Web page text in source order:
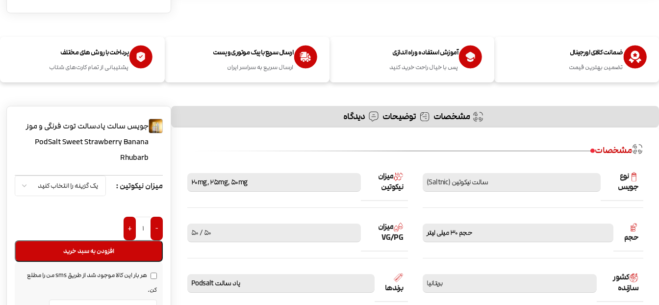
ضمانت کالای اورجینال
تضمین بهترین قیمت
آموزش استفاده و راه اندازی
پس با خیال راحت خرید کنید
ارسال سریع با پیک موتوری و پست
ارسال سریع به سراسر ایران
پرداخت با روش های مختلف
پشتیبانی از تمام کارت‌های شتاب
مشخصات توضیحات دیدگاه
مشخصات
نوع
جویس
سالت نیکوتین (Saltnic)
میزان
نیکوتین
20mg,25mg,50mg
حجم حجم 30 میلی لیتر
میزان
VG/PG
50 / 50
کشور
سازنده
بریتانیا برندها پاد سالت Podsalt
جویس سالت پادسالت توت فرنگی و موز
PodSalt Sweet Strawberry Banana
Rhubarb
میزان نیکوتین
-
+
افزودن به سبد خرید
هر بار این کالا موجود شد از طریق sms من را مطلع
کن.